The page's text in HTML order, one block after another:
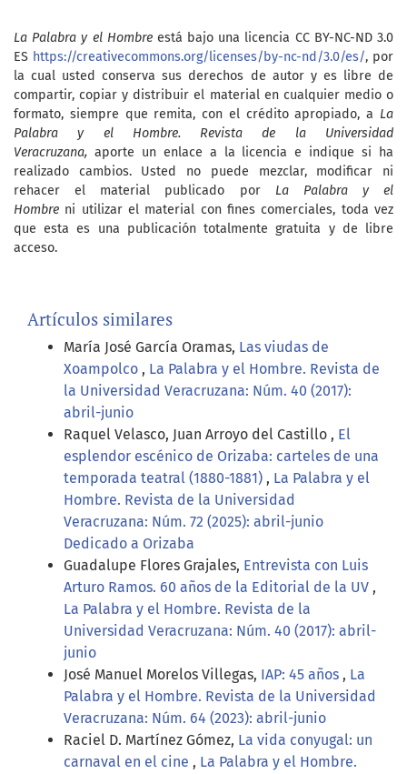
La Palabra y el Hombreestá bajo una licencia CC BY-NC-ND 3.0
ES https://creativecommons.org/licenses/by-nc-nd/3.0/es/, por
la cual usted conserva sus derechos de autor y es libre de
compartir, copiar y distribuir el material en cualquier medio o
formato, siempre que remita, con el crédito apropiado, a La
Palabra y el Hombre. Revista de la Universidad
Veracruzana, aporte un enlace a la licencia e indique si ha
realizado cambios. Usted no puede mezclar, modificar ni
rehacer el material publicado por La Palabra y el
Hombre ni utilizar el material con fines comerciales, toda vez
que esta es una publicación totalmente gratuita y de libre
acceso.
Artículos similares
María José García Oramas, Las viudas de
Xoampolco , La Palabra y el Hombre. Revista de
la Universidad Veracruzana: Núm. 40 (2017):
abril-junio
Raquel Velasco, Juan Arroyo del Castillo , El
esplendor escénico de Orizaba: carteles de una
temporada teatral (1880-1881) , La Palabra y el
Hombre. Revista de la Universidad
Veracruzana: Núm. 72 (2025): abril-junio
Dedicado a Orizaba
Guadalupe Flores Grajales, Entrevista con Luis
Arturo Ramos. 60 años de la Editorial de la UV ,
La Palabra y el Hombre. Revista de la
Universidad Veracruzana: Núm. 40 (2017): abril-
junio
José Manuel Morelos Villegas, IAP: 45 años , La
Palabra y el Hombre. Revista de la Universidad
Veracruzana: Núm. 64 (2023): abril-junio
Raciel D. Martínez Gómez, La vida conyugal: un
carnaval en el cine , La Palabra y el Hombre.